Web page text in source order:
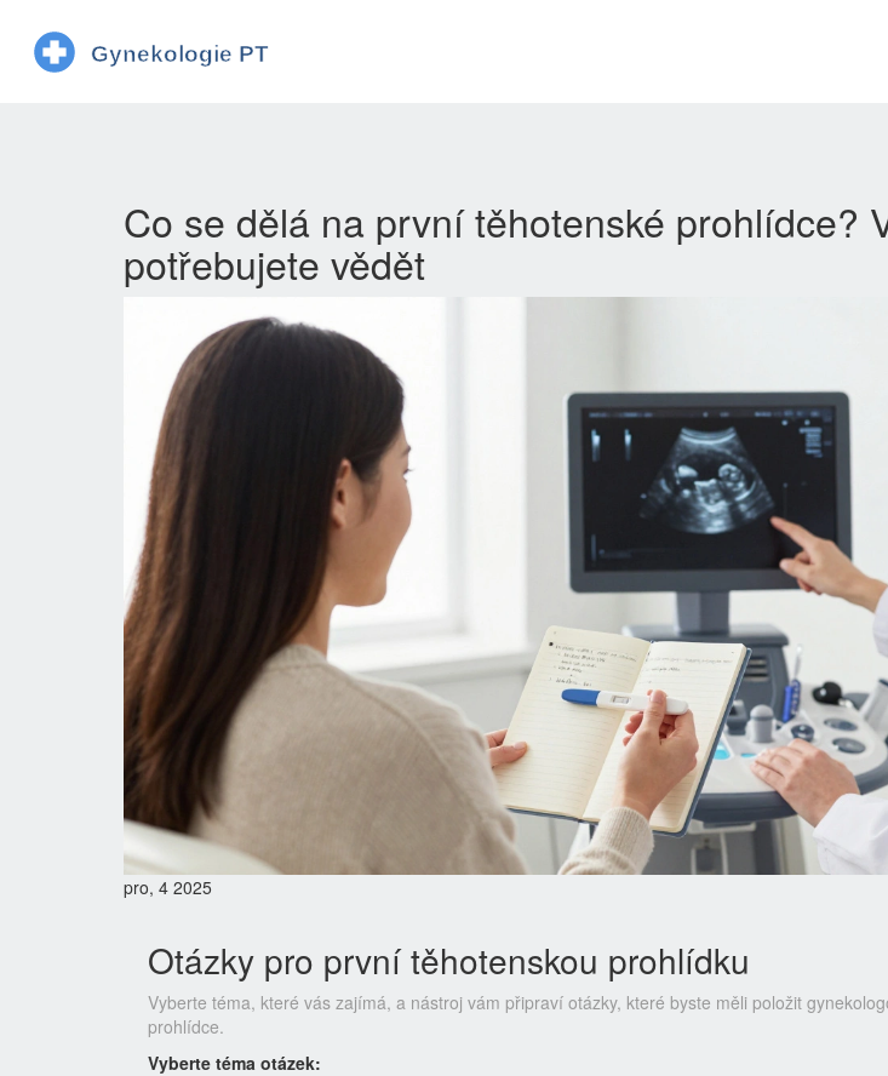
Co se dělá na první těhotenské prohlídce?
potřebujete vědět
pro, 4 2025
Otázky pro první těhotenskou prohlídku
Vyberte téma, které vás zajímá, a nástroj vám připraví otázky, které byste měli položit
prohlídce.
Vyberte téma otázek: